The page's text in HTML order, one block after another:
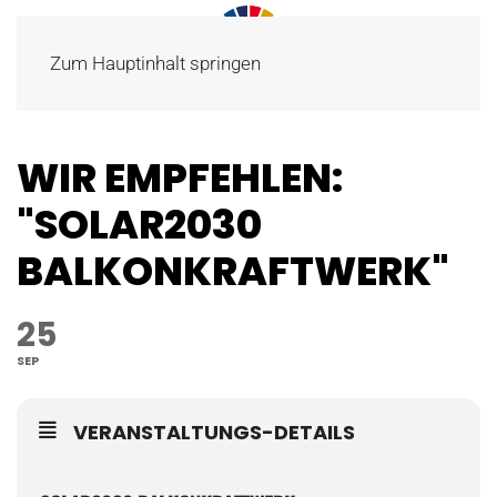
Zum Hauptinhalt springen
WIR EMPFEHLEN:
"SOLAR2030
BALKONKRAFTWERK"
25
SEP
VERANSTALTUNGS-DETAILS